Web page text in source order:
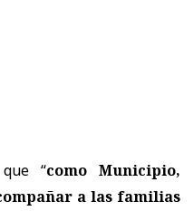
“como Municipio,
a las familias